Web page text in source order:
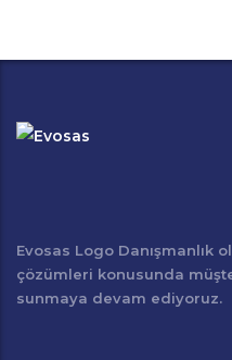
Evosas Logo Danışmanlık
çözümleri konusunda
sunmaya devam ediyoruz.